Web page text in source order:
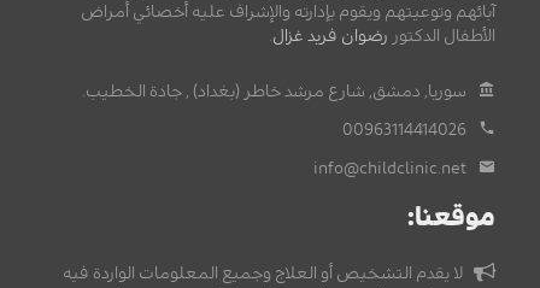
آبائهم وتوعيتهم ويقوم بإدارته والإشراف عليه أخصائي أمراض
الأطفال الدكتور رضوان فريد غزال.
سوريا, دمشق, شارع مرشد خاطر (بغداد) , جادة الخطيب.
00963114414026
info@childclinic.net
موقعنا:
لا يقدم التشخيص أو العلاج وجميع المعلومات الواردة فيه